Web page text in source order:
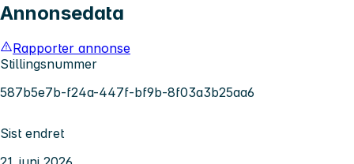
Annonsedata
Rapporter annonse
Stillingsnummer
587b5e7b-f24a-447f-bf9b-8f03a3b25aa6
Sist endret